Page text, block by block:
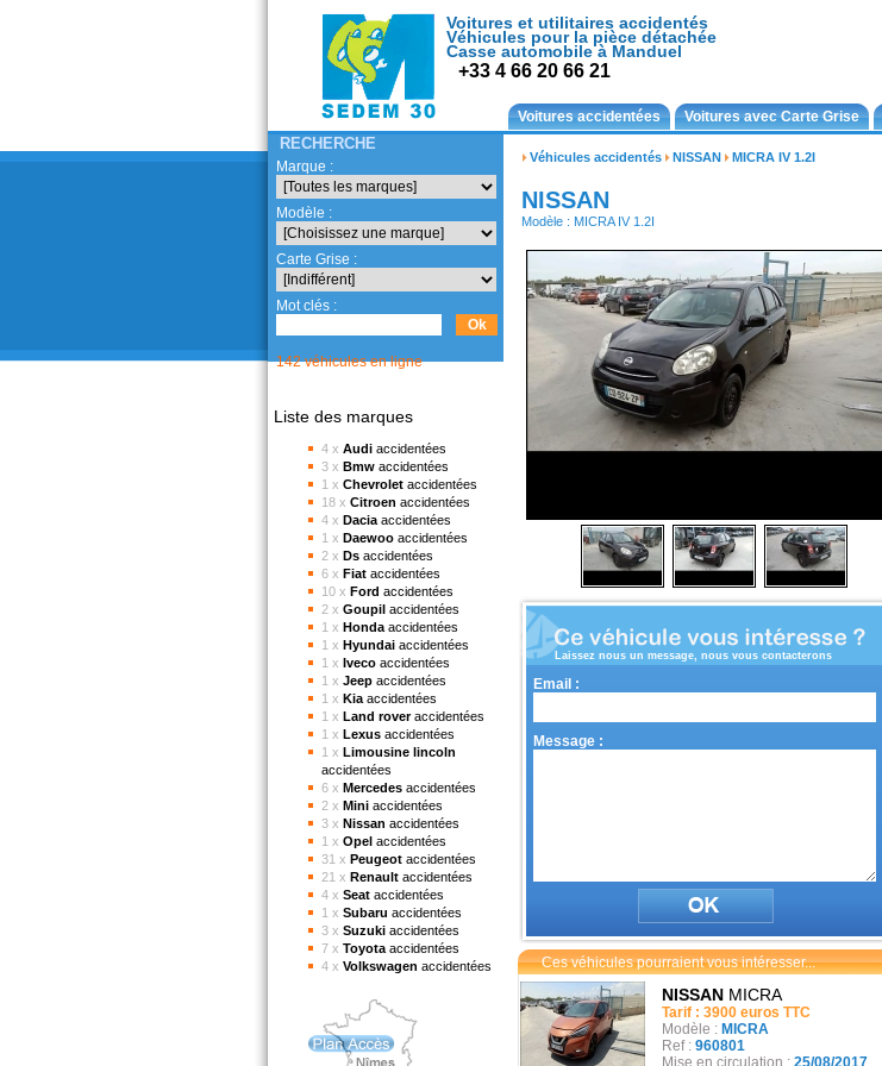
Voitures et utilitaires accidentés
Véhicules pour la pièce détachée
Casse automobile à Manduel
+33 4 66 20 66 21
Voitures accidentées Voitures avec Carte Grise
RECHERCHE
Marque :
Modèle :
Carte Grise :
Mot clés :
142 véhicules en ligne
Liste des marques
4 x Audi accidentées
3 x Bmw accidentées
1 x Chevrolet accidentées
18 x Citroen accidentées
4 x Dacia accidentées
1 x Daewoo accidentées
2 x Ds accidentées
6 x Fiat accidentées
10 x Ford accidentées
2 x Goupil accidentées
1 x Honda accidentées
1 x Hyundai accidentées
1 x Iveco accidentées
1 x Jeep accidentées
1 x Kia accidentées
1 x Land roveraccidentées
1 x Lexus accidentées
1 x Limousine lincoln
accidentées
6 x Mercedes accidentées
2 x Mini accidentées
3 x Nissan accidentées
1 x Opel accidentées
31 x Peugeot accidentées
21 x Renault accidentées
4 x Seat accidentées
1 x Subaru accidentées
3 x Suzuki accidentées
7 x Toyota accidentées
4 x Volkswagen accidentées
Véhicules accidentés NISSAN MICRA IV 1.2I
NISSAN
Modèle : MICRA IV 1.2I
Laissez nous un message, nous vous contacterons
Email :
Message :
Ces véhicules pourraient vous intéresser...
NISSAN MICRA
Tarif : 3900 euros TTC
Modèle : MICRA
Ref : 960801
Mise en circulation : 25/08/2017